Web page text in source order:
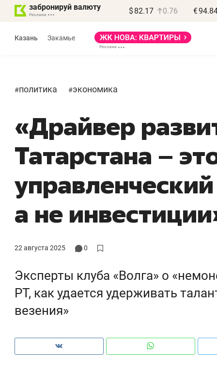
забронируй валюту $ 82.17 0.76 €
Казань Закамье
#политика #экономика
«Драйвер
Татарстана –
а не
22 августа 2025 0
Эксперты клуба «Волга» о
РТ, как удается удерживать
везения»